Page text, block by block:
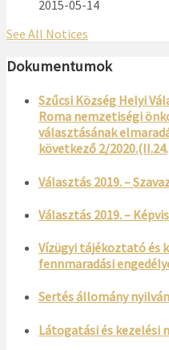
2015-05-14
See All Notices
Dokumentumok
Szűcsi Község Helyi
Roma nemzetiségi
választásának
következő 2/
Választás 2019. –
Választás 2019. –
Vízügyi tájékoztató és
fennmaradási
Sertés állomány
Látogatási és kezelési